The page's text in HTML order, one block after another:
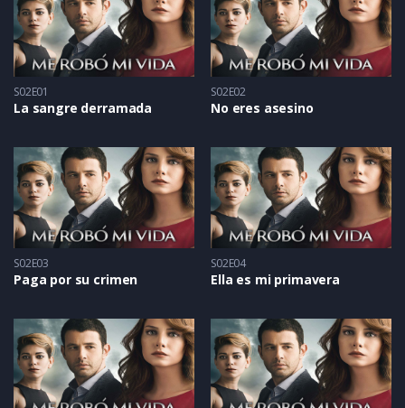
S02E01
La sangre derramada
S02E02
No eres asesino
S02E03
Paga por su crimen
S02E04
Ella es mi primavera